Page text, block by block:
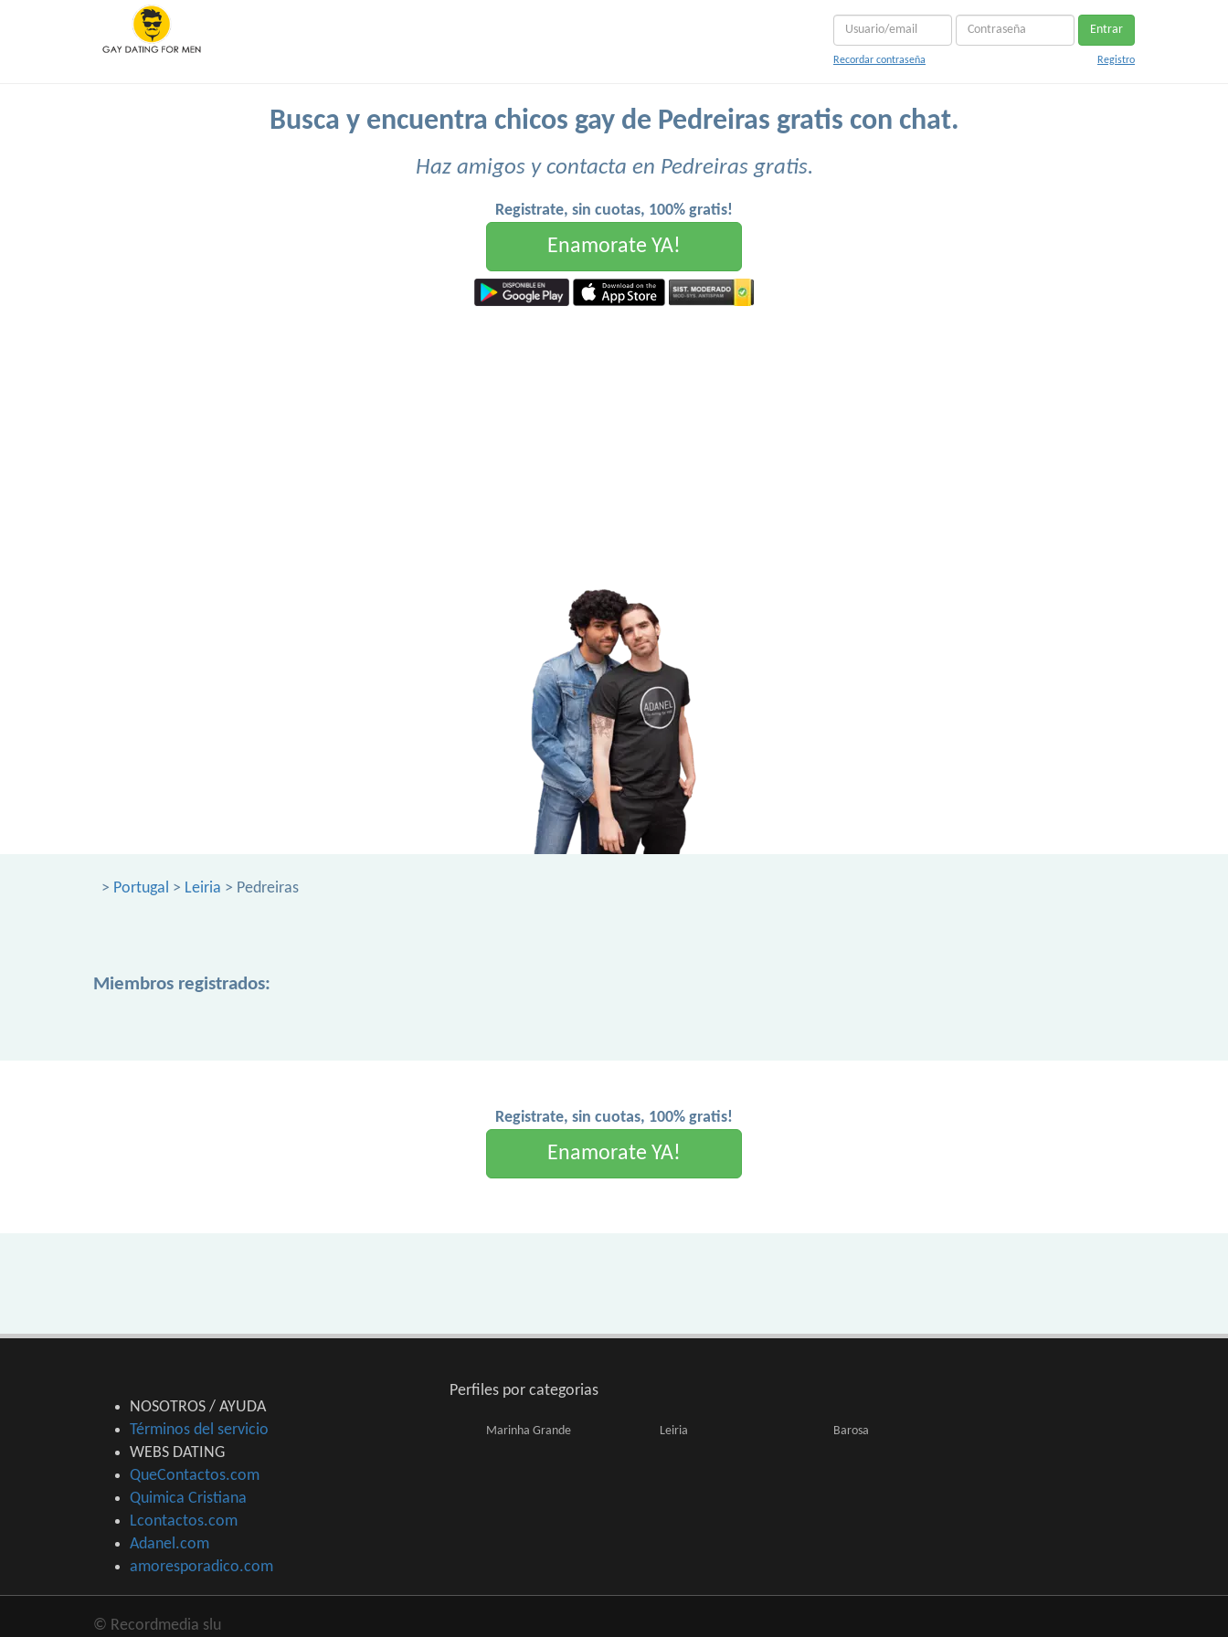
Entrar
Recordar contraseña Registro
Busca y encuentra chicos gay de Pedreiras gratis con chat.
Haz amigos y contacta en Pedreiras gratis.
Registrate, sin cuotas, 100% gratis!
Enamorate YA!
> Portugal > Leiria > Pedreiras
Miembros registrados:
Registrate, sin cuotas, 100% gratis!
Enamorate YA!
NOSOTROS / AYUDA
Términos del servicio
WEBS DATING
QueContactos.com
Quimica Cristiana
Lcontactos.com
Adanel.com
amoresporadico.com
Perfiles por categorias
Marinha Grande Leiria Barosa
© Recordmedia slu